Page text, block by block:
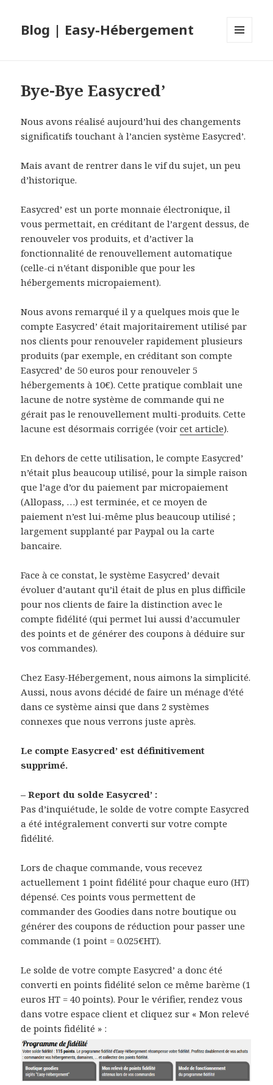
Blog | Easy-Hébergement
Bye-Bye Easycred’
Nous avons réalisé aujourd’hui des changements
significatifs touchant à l’ancien système Easycred’.
Mais avant de rentrer dans le vif du sujet, un peu
d’historique.
Easycred’ est un porte monnaie électronique, il
vous permettait, en créditant de l’argent dessus, de
renouveler vos produits, et d’activer la
fonctionnalité de renouvellement automatique
(celle-ci n’étant disponible que pour les
hébergements micropaiement).
Nous avons remarqué il y a quelques mois que le
compte Easycred’ était majoritairement utilisé par
nos clients pour renouveler rapidement plusieurs
produits (par exemple, en créditant son compte
Easycred’ de 50 euros pour renouveler 5
hébergements à 10€). Cette pratique comblait une
lacune de notre système de commande qui ne
gérait pas le renouvellement multi-produits. Cette
lacune est désormais corrigée (voircet article).
En dehors de cette utilisation, le compte Easycred’
n’était plus beaucoup utilisé, pour la simple raison
que l’age d’or du paiement par micropaiement
(Allopass, …) est terminée, et ce moyen de
paiement n’est lui-même plus beaucoup utilisé ;
largement supplanté par Paypal ou la carte
bancaire.
Face à ce constat, le système Easycred’ devait
évoluer d’autant qu’il était de plus en plus difficile
pour nos clients de faire la distinction avec le
compte fidélité (qui permet lui aussi d’accumuler
des points et de générer des coupons à déduire sur
vos commandes).
Chez Easy-Hébergement, nous aimons la simplicité.
Aussi, nous avons décidé de faire un ménage d’été
dans ce système ainsi que dans 2 systèmes
connexes que nous verrons juste après.
Le compte Easycred’ est définitivement
supprimé.
– Report du solde Easycred’ :
Pas d’inquiétude, le solde de votre compte Easycred
a été intégralement converti sur votre compte
fidélité.
Lors de chaque commande, vous recevez
actuellement 1 point fidélité pour chaque euro (HT)
dépensé. Ces points vous permettent de
commander des Goodies dans notre boutique ou
générer des coupons de réduction pour passer une
commande (1 point = 0.025€HT).
Le solde de votre compte Easycred’ a donc été
converti en points fidélité selon ce même barème (1
euros HT = 40 points). Pour le vérifier, rendez vous
dans votre espace client et cliquez sur « Mon relevé
de points fidélité » :